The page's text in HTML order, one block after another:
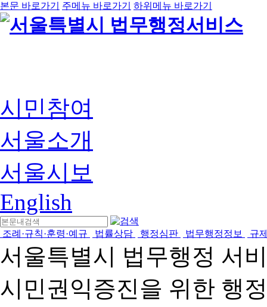
본문 바로가기 주메뉴 바로가기 하위메뉴 바로가기
시민참여
서울소개
서울시보
English
조례·규칙·훈령·예규 법률상담 행정심판 법무행정정보 규
서울특별시 법무행정 서
시민권익증진을 위한 행